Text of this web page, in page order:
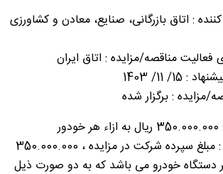
کننده : اتاق بازرگانی، صنایع، معادن و کشاورزی
مناقصه/مزایده : اتاق ایران
11/ 1403
مزایده : برگزار شده
نحوه ضمانت : مبلغ سپرده شرکت در مزایده ، 350.000.000
دستگاه خودرو می باشد که به دو صورت ذیل